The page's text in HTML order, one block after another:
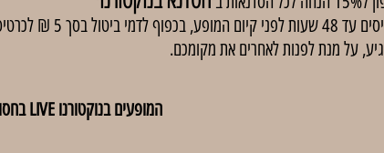
באירועים
על מנת לפנות לאחרים את מקומכם.
המופעים בנוקטורנו LIVE בחסות: